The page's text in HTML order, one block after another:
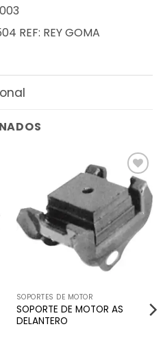
REF: REY GOMA
Añadir
a la
lista de
deseos
SOPORTES DE MOTOR
SOPORTE DE MOTOR AS
DELANTERO